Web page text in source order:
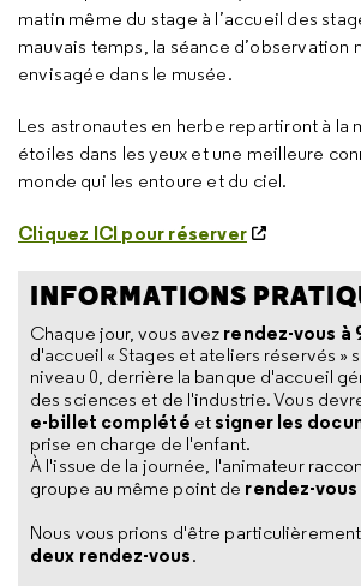
matin même du stage à l’accueil des
mauvais temps, la séance d’observation
envisagée dans le musée.
Les astronautes en herbe repartiront à la
étoiles dans les yeux et une meilleure
monde qui les entoure et du ciel.
Cliquez ICI pour réserver
INFORMATIONS
Chaque jour, vous avez rendez-vous à
d'accueil « Stages et ateliers réservés »
niveau 0, derrière la banque d'accueil
des sciences et de l'industrie. Vous
e-billet complété et signer les
prise en charge de l'enfant.
À l'issue de la journée, l'animateur
groupe au même point de rendez-vous
Nous vous prions d'être particulièrement
deux rendez-vous.